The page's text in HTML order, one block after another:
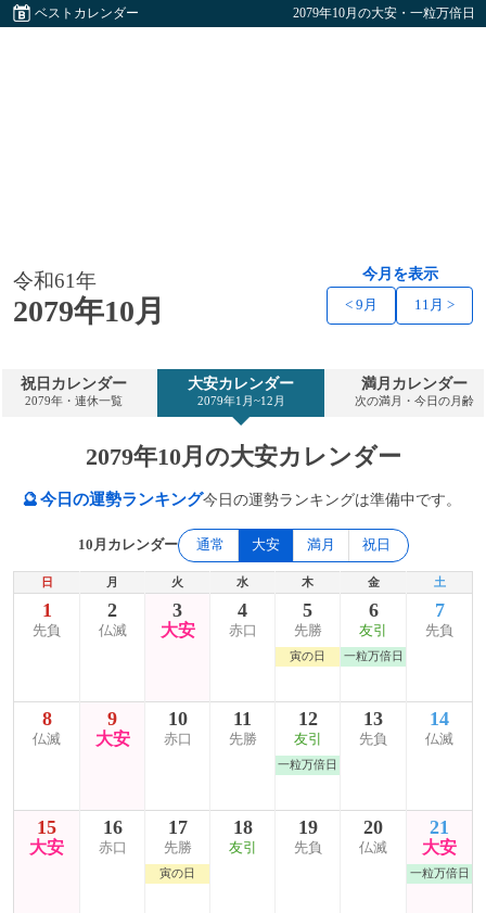
ベストカレンダー 2079年10月の大安・一粒万倍日
令和61年
2079年10月
今月を表示
< 9月 11月 >
祝日カレンダー
2079年・連休一覧
大安カレンダー
2079年1月~12月
満月カレンダー
次の満月・今日の月齢
2079年10月の大安カレンダー
🔮今日の運勢ランキング今日の運勢ランキングは準備中です。
10月カレンダー 通常 大安 満月 祝日
日 月 火 水 木 金 土
1
先負
2
仏滅
3
大安
4
赤口
5
先勝
寅の日
6
友引
一粒万倍日
7
先負
8
仏滅
9
大安
10
赤口
11
先勝
12
友引
一粒万倍日
13
先負
14
仏滅
15
大安
16
赤口
17
先勝
寅の日
18
友引
19
先負
20
仏滅
21
大安
一粒万倍日